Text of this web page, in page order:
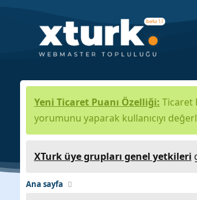
Yeni Ticaret Puanı Özelliği: Ticaret
yorumunu yaparak kullanıcıyı
XTurk üye grupları genel yetkileri
Ana sayfa